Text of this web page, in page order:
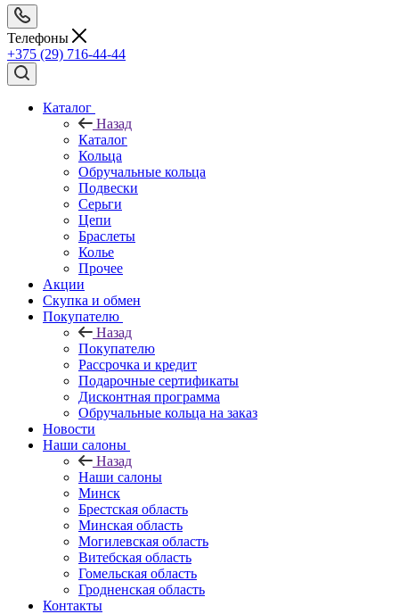
Телефоны
+375 (29) 716-44-44
Каталог
Назад
Каталог
Кольца
Обручальные кольца
Подвески
Серьги
Цепи
Браслеты
Колье
Прочее
Акции
Скупка и обмен
Покупателю
Назад
Покупателю
Рассрочка и кредит
Подарочные сертификаты
Дисконтная программа
Обручальные кольца на заказ
Новости
Наши салоны
Назад
Наши салоны
Минск
Брестская область
Минская область
Могилевская область
Витебская область
Гомельская область
Гродненская область
Контакты